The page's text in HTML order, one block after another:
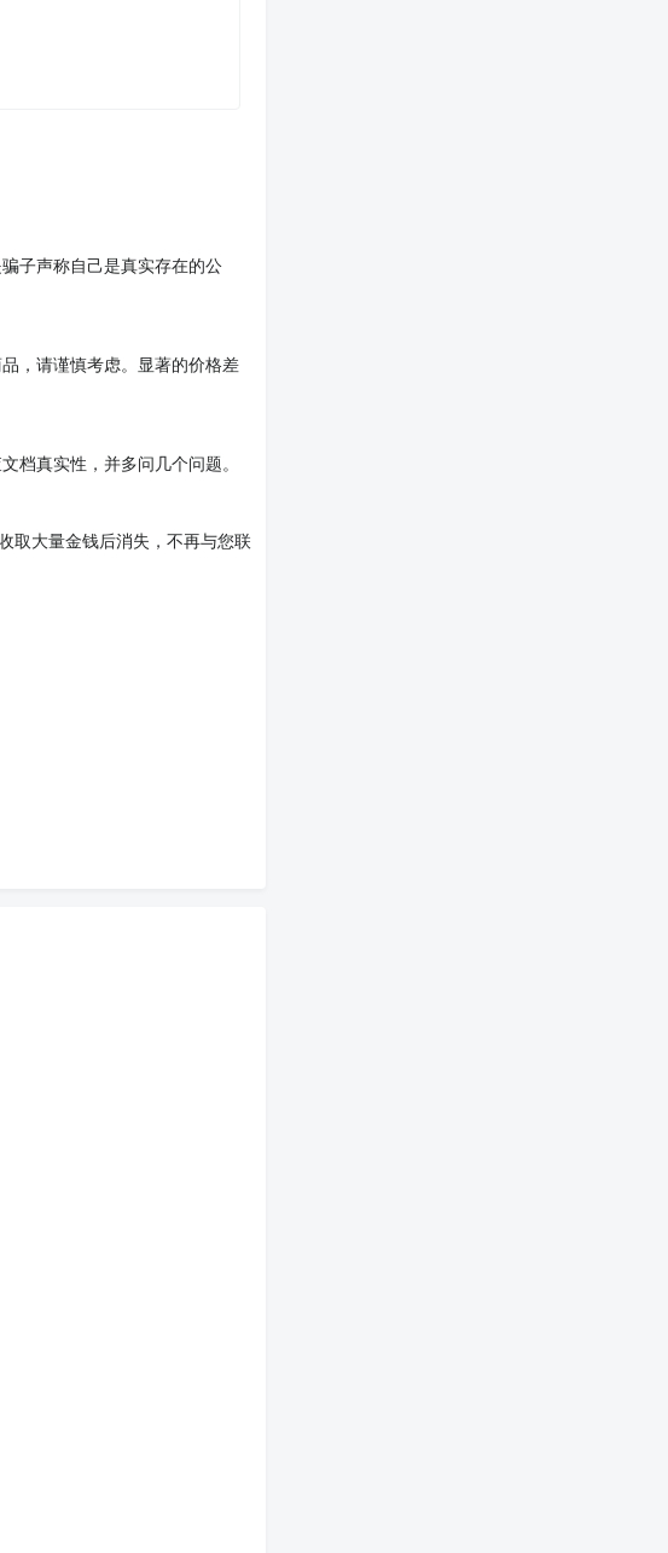
子声称自己是真实存在的公
，请谨慎考虑。显著的价格差
档真实性，并多问几个问题。
取大量金钱后消失，不再与您联